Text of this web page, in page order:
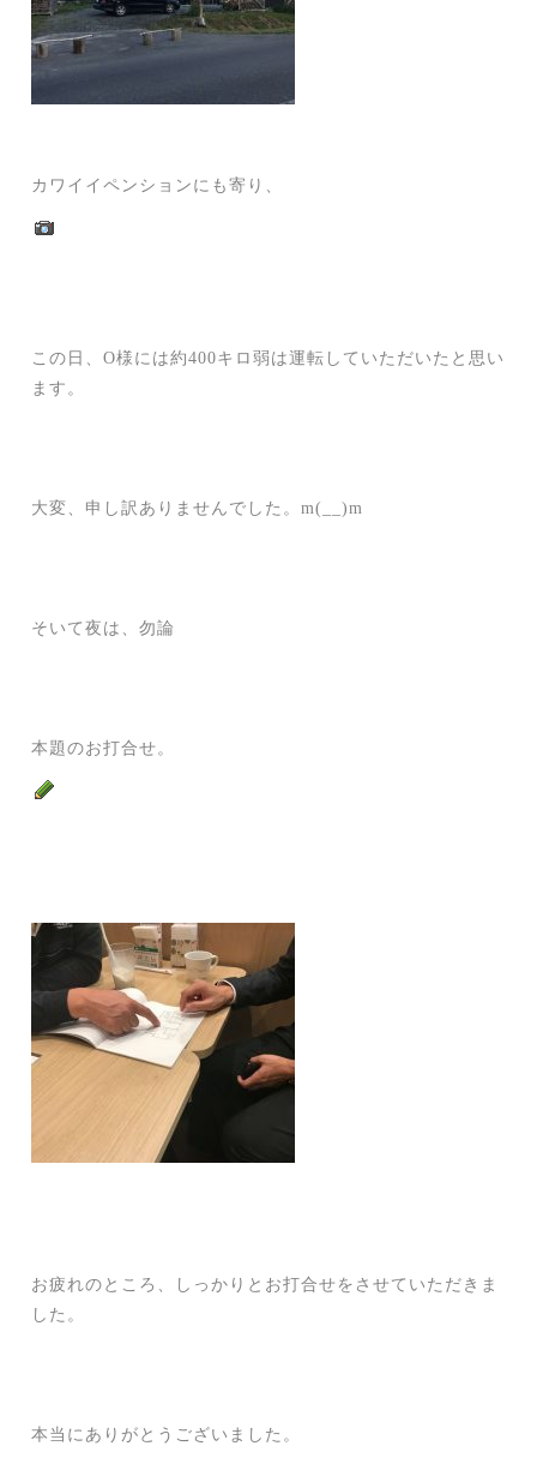
カワイイペンションにも寄り、
この日、O様には約400キロ弱は運転していただいたと思い
ます。
大変、申し訳ありませんでした。m(__)m
そいて夜は、勿論
本題のお打合せ。
お疲れのところ、しっかりとお打合せをさせていただきま
した。
本当にありがとうございました。